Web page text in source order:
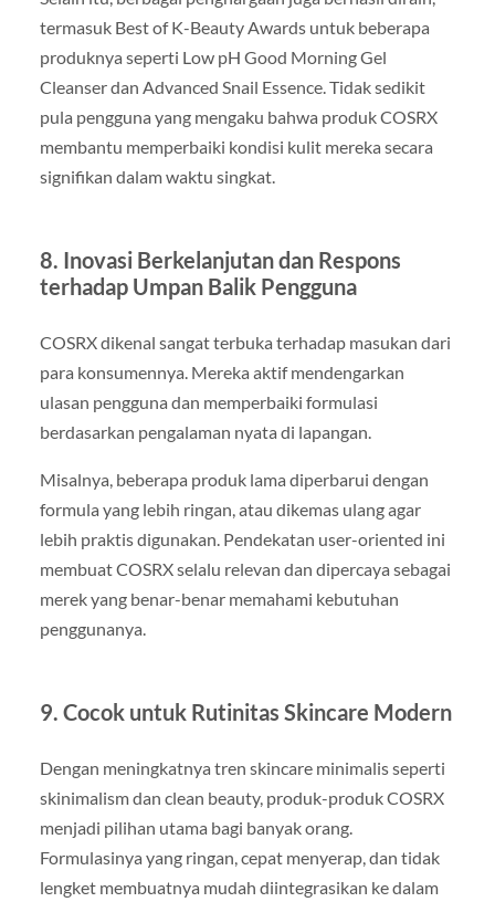
termasuk Best of K-Beauty Awards untuk beberapa
produknya seperti Low pH Good Morning Gel
Cleanser dan Advanced Snail Essence. Tidak sedikit
pula pengguna yang mengaku bahwa produk COSRX
membantu memperbaiki kondisi kulit mereka secara
signifikan dalam waktu singkat.
8. Inovasi Berkelanjutan dan Respons
terhadap Umpan Balik Pengguna
COSRX dikenal sangat terbuka terhadap masukan dari
para konsumennya. Mereka aktif mendengarkan
ulasan pengguna dan memperbaiki formulasi
berdasarkan pengalaman nyata di lapangan.
Misalnya, beberapa produk lama diperbarui dengan
formula yang lebih ringan, atau dikemas ulang agar
lebih praktis digunakan. Pendekatan user-oriented ini
membuat COSRX selalu relevan dan dipercaya sebagai
merek yang benar-benar memahami kebutuhan
penggunanya.
9. Cocok untuk Rutinitas Skincare Modern
Dengan meningkatnya tren skincare minimalis seperti
skinimalism dan clean beauty, produk-produk COSRX
menjadi pilihan utama bagi banyak orang.
Formulasinya yang ringan, cepat menyerap, dan tidak
lengket membuatnya mudah diintegrasikan ke dalam